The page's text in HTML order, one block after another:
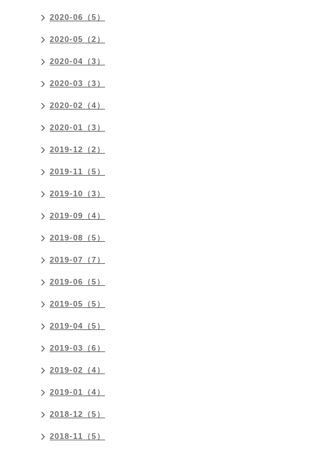
2020-06（5）
2020-05（2）
2020-04（3）
2020-03（3）
2020-02（4）
2020-01（3）
2019-12（2）
2019-11（5）
2019-10（3）
2019-09（4）
2019-08（5）
2019-07（7）
2019-06（5）
2019-05（5）
2019-04（5）
2019-03（6）
2019-02（4）
2019-01（4）
2018-12（5）
2018-11（5）